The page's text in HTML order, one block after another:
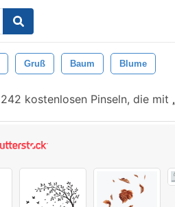
Gruß Baum Blume
242 kostenlosen Pinseln, die mit